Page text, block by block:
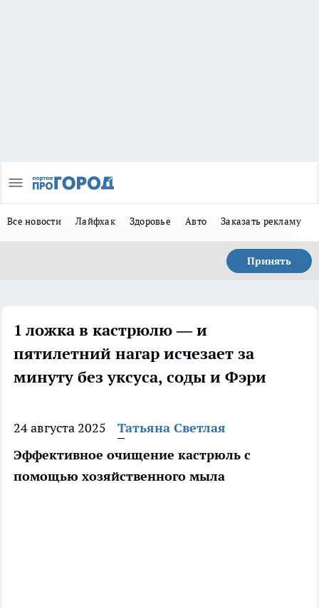
Все новости Лайфхак Здоровье Авто Заказать рекламу
Принять
1 ложка в кастрюлю — и
пятилетний нагар исчезает за
минуту без уксуса, соды и Фэри
24 августа 2025
Татьяна Светлая
Эффективное очищение кастрюль с
помощью хозяйственного мыла